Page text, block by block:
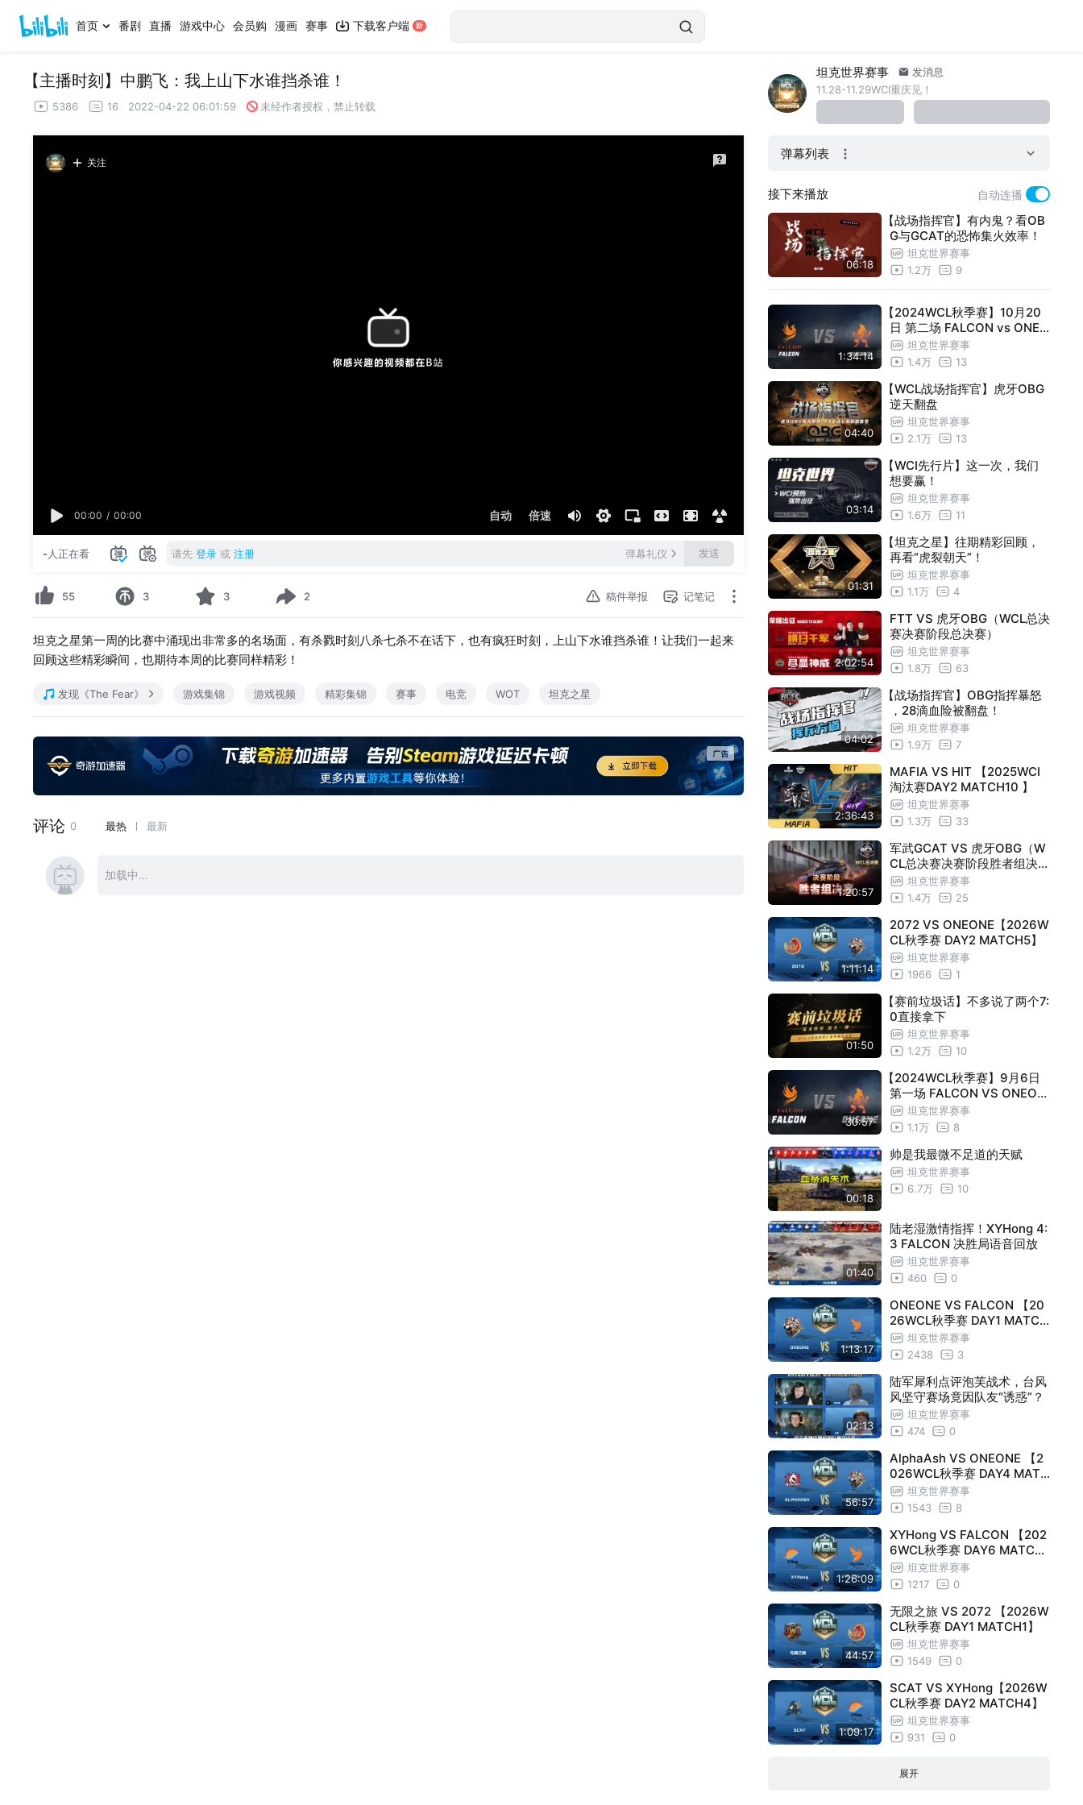
首页 番剧 直播 游戏中心 会员购 漫画 赛事 下载客户端
【主播时刻】中鹏飞：我上山下水谁挡杀谁！
5386 16 2022-04-22 06:01:59 未经作者授权，禁止转载
关注
00:00 / 00:00 自动 倍速
-人正在看 请先 登录 或 注册 弹幕礼仪 发送
55 3 3 2 稿件举报 记笔记
坦克之星第一周的比赛中涌现出非常多的名场面，有杀戮时刻八杀七杀不在话下，也有疯狂时刻，上山下水谁挡杀谁！让我们一起来
回顾这些精彩瞬间，也期待本周的比赛同样精彩！
发现《The Fear》 游戏集锦 游戏视频 精彩集锦 赛事 电竞 WOT 坦克之星
坦克世界赛事
发消息
11.28-11.29WCI重庆见！
弹幕列表
接下来播放 自动连播
06:18
【战场指挥官】有内鬼？看OB
G与GCAT的恐怖集火效率！
坦克世界赛事
1.2万
9
1:34:14
【2024WCL秋季赛】10月20
日 第二场 FALCON vs ONEO
NE 坦克世界赛事
1.4万
13
04:40
【WCL战场指挥官】虎牙OBG
逆天翻盘
坦克世界赛事
2.1万
13
03:14
【WCI先行片】这一次，我们
想要赢！
坦克世界赛事
1.6万
11
01:31
【坦克之星】往期精彩回顾，
再看“虎裂朝天”！
坦克世界赛事
1.1万
4
2:02:54
FTT VS 虎牙OBG（WCL总决
赛决赛阶段总决赛）
坦克世界赛事
1.8万
63
04:02
【战场指挥官】OBG指挥暴怒
，28滴血险被翻盘！
坦克世界赛事
1.9万
7
2:36:43
MAFIA VS HIT 【2025WCI
淘汰赛DAY2 MATCH10 】
坦克世界赛事
1.3万
33
1:20:57
军武GCAT VS 虎牙OBG（W
CL总决赛决赛阶段胜者组决赛
） 坦克世界赛事
1.4万
25
1:11:14
2072 VS ONEONE【2026W
CL秋季赛 DAY2 MATCH5】
坦克世界赛事
1966
1
01:50
【赛前垃圾话】不多说了两个7:
0直接拿下
坦克世界赛事
1.2万
10
30:57
【2024WCL秋季赛】9月6日
第一场 FALCON VS ONEON
E
坦克世界赛事
1.1万
8
00:18
帅是我最微不足道的天赋
坦克世界赛事
6.7万
10
01:40
陆老湿激情指挥！XYHong 4:
3 FALCON 决胜局语音回放
坦克世界赛事
460
0
1:13:17
ONEONE VS FALCON 【20
26WCL秋季赛 DAY1 MATCH
2】坦克世界赛事
2438
3
02:13
陆军犀利点评泡芙战术，台风
风坚守赛场竟因队友“诱惑”？
坦克世界赛事
474
0
56:57
AlphaAsh VS ONEONE 【2
026WCL秋季赛 DAY4 MATC
H11】坦克世界赛事
1543
8
1:26:09
XYHong VS FALCON 【202
6WCL秋季赛 DAY6 MATCH1
8】坦克世界赛事
1217
0
44:57
无限之旅 VS 2072 【2026W
CL秋季赛 DAY1 MATCH1】
坦克世界赛事
1549
0
1:09:17
SCAT VS XYHong【2026W
CL秋季赛 DAY2 MATCH4】
坦克世界赛事
931
0
展开